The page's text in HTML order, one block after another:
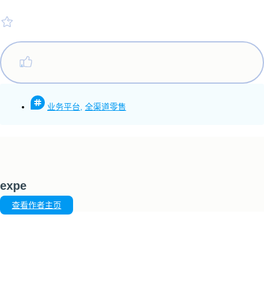
业务平台 全渠道零售
expe
查看作者主页